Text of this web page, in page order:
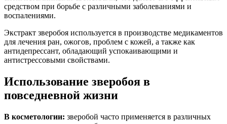
средством при борьбе с различными заболеваниями и
воспалениями.
Экстракт зверобоя используется в производстве медикаментов
для лечения ран, ожогов, проблем с кожей, а также как
антидепрессант, обладающий успокаивающими и
антистрессовыми свойствами.
Использование зверобоя в
повседневной жизни
В косметологии: зверобой часто применяется в различных